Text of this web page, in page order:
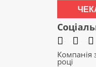
Компанія
році